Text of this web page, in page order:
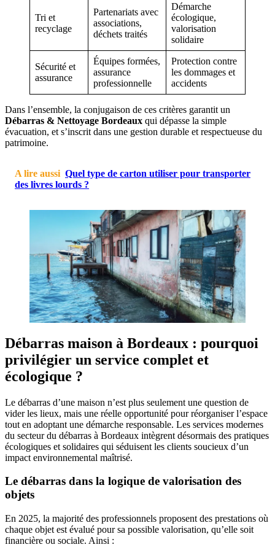
Tri et
recyclage
Partenariats avec
associations,
déchets traités
Démarche
écologique,
valorisation
solidaire
Sécurité et
assurance
Équipes formées,
assurance
professionnelle
Protection contre
les dommages et
accidents
Dans l’ensemble, la conjugaison de ces critères garantit un
Débarras & Nettoyage Bordeaux qui dépasse la simple
évacuation, et s’inscrit dans une gestion durable et respectueuse du
patrimoine.
A lire aussi Quel type de carton utiliser pour transporter
des livres lourds ?
Débarras maison à Bordeaux : pourquoi
privilégier un service complet et
écologique ?
Le débarras d’une maison n’est plus seulement une question de
vider les lieux, mais une réelle opportunité pour réorganiser l’espace
tout en adoptant une démarche responsable. Les services modernes
du secteur du débarras à Bordeaux intègrent désormais des pratiques
écologiques et solidaires qui séduisent les clients soucieux d’un
impact environnemental maîtrisé.
Le débarras dans la logique de valorisation des
objets
En 2025, la majorité des professionnels proposent des prestations où
chaque objet est évalué pour sa possible valorisation, qu’elle soit
financière ou sociale. Ainsi :